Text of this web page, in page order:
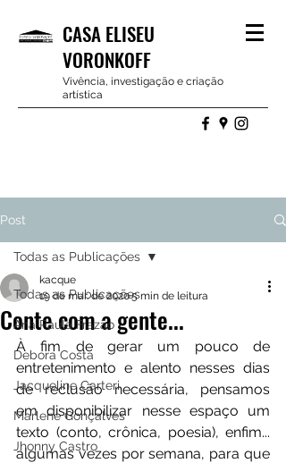
CASA ELISEU
VORONKOFF
Vivência, investigação e criação
artística
Post
Todas as Publicações
Ana Paula Frazão
Debora Costa
Jacqueline Carteri
Marlene Gonçalves
Jhonny Castro
Todas as Publicações
Conte com a gente...
kacque
19 de mar. de 20205 min de leitura
À fim de gerar um pouco de
entretenimento e alento nesses dias
de reclusão necessária, pensamos
em disponibilizar nesse espaço um
texto (conto, crônica, poesia), enfim...
algumas vezes por semana, para que